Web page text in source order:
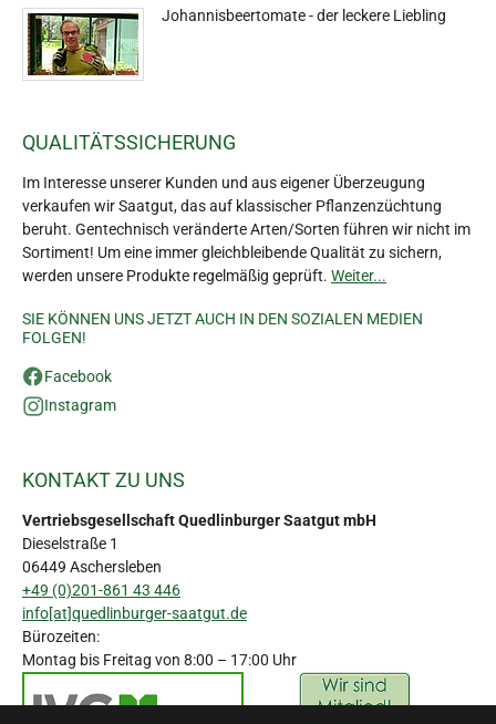
Johannisbeertomate - der leckere Liebling
QUALITÄTSSICHERUNG
Im Interesse unserer Kunden und aus eigener Überzeugung
verkaufen wir Saatgut, das auf klassischer Pflanzenzüchtung
beruht. Gentechnisch veränderte Arten/Sorten führen wir nicht im
Sortiment! Um eine immer gleichbleibende Qualität zu sichern,
werden unsere Produkte regelmäßig geprüft. Weiter...
SIE KÖNNEN UNS JETZT AUCH IN DEN SOZIALEN MEDIEN
FOLGEN!
Facebook
Instagram
KONTAKT ZU UNS
Vertriebsgesellschaft Quedlinburger Saatgut mbH
Dieselstraße 1
06449 Aschersleben
+49 (0)201-861 43 446
info[at]quedlinburger-saatgut.de
Bürozeiten:
Montag bis Freitag von 8:00 – 17:00 Uhr